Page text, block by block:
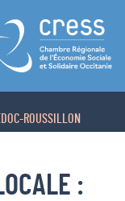
ROUSSILLON
: